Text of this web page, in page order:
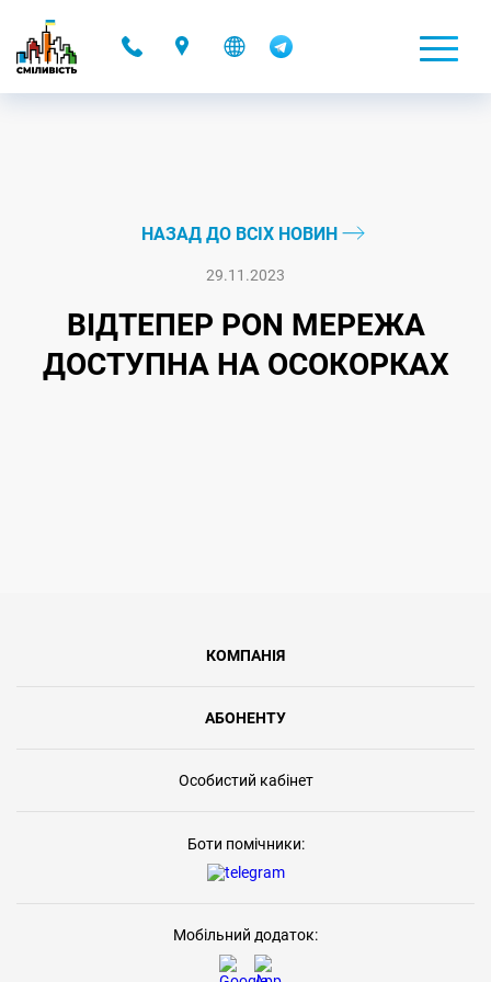
НАЗАД ДО ВСІХ НОВИН
29.11.2023
ВІДТЕПЕР PON МЕРЕЖА
ДОСТУПНА НА ОСОКОРКАХ
КОМПАНІЯ
АБОНЕНТУ
Особистий кабінет
Боти помічники:
Мобільний додаток: